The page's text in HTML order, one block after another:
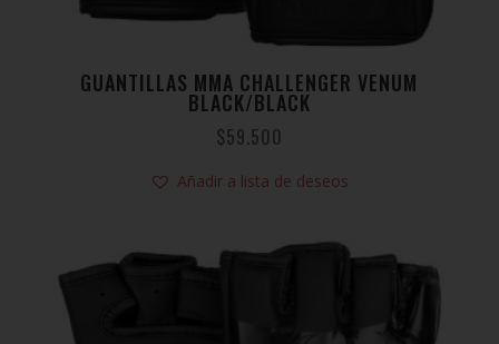
GUANTILLAS MMA CHALLENGER VENUM
BLACK/BLACK
$59.500
Añadir a lista de deseos